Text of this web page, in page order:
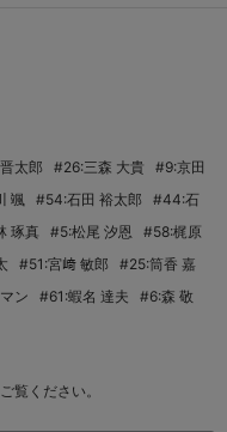
太郎 #26:三森 大貴
#9:京田
颯 #54:石田 裕太郎
#44:石
琢真 #5:松尾 汐恩
#58:梶原
#51:宮﨑 敏郎
#25:筒香 嘉
ン #61:蝦名 達夫
#6:森 敬
覧ください。